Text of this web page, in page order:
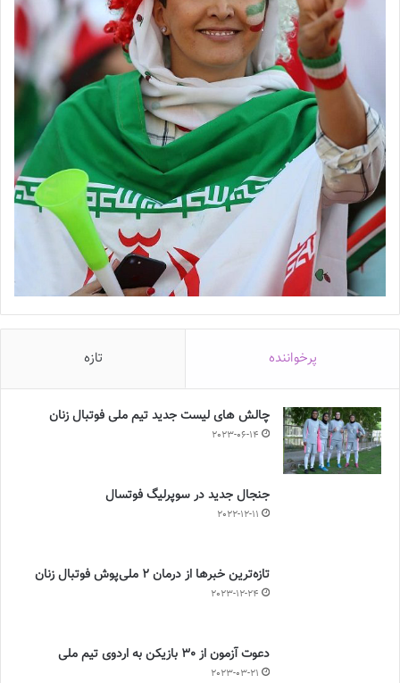
پرخواننده تازه
چالش هاى ليست جدید تيم ملى فوتبال زنان
2023-06-14
جنجال جدید در سوپرلیگ فوتسال
2022-12-11
تازه‌ترین خبرها از درمان ۲ ملی‌پوش فوتبال زنان
2023-12-24
دعوت آزمون از 30 بازیکن به اردوی تیم ملی
2023-03-21